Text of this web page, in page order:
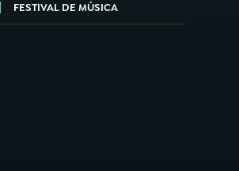
FESTIVAL DE MÚSICA